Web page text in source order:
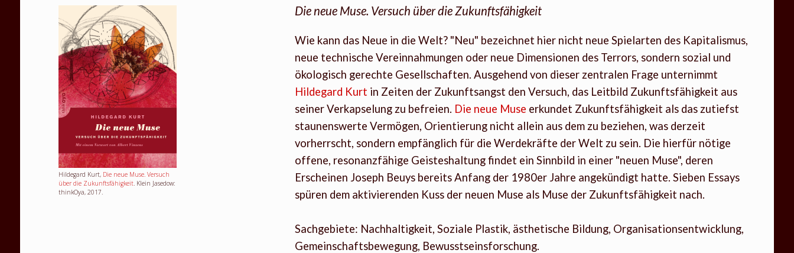
Hildegard Kurt, Die neue Muse. Versuch
über die Zukunftsfähigkeit . Klein Jasedow:
thinkOya, 2017.
Die neue Muse. Versuch über die Zukunftsfähigkeit
Wie kann das Neue in die Welt? "Neu" bezeichnet hier nicht neue Spielarten des Kapitalismus,
neue technische Vereinnahmungen oder neue Dimensionen des Terrors, sondern sozial und
ökologisch gerechte Gesellschaften. Ausgehend von dieser zentralen Frage unternimmt
Hildegard Kurt in Zeiten der Zukunftsangst den Versuch, das Leitbild Zukunftsfähigkeit aus
seiner Verkapselung zu befreien. Die neue Muse erkundet Zukunftsfähigkeit als das zutiefst
staunenswerte Vermögen, Orientierung nicht allein aus dem zu beziehen, was derzeit
vorherrscht, sondern empfänglich für die Werdekräfte der Welt zu sein. Die hierfür nötige
offene, resonanzfähige Geisteshaltung findet ein Sinnbild in einer "neuen Muse", deren
Erscheinen Joseph Beuys bereits Anfang der 1980er Jahre angekündigt hatte. Sieben Essays
spüren dem aktivierenden Kuss der neuen Muse als Muse der Zukunftsfähigkeit nach.
Sachgebiete: Nachhaltigkeit, Soziale Plastik, ästhetische Bildung, Organisationsentwicklung,
Gemeinschaftsbewegung, Bewusstseinsforschung.